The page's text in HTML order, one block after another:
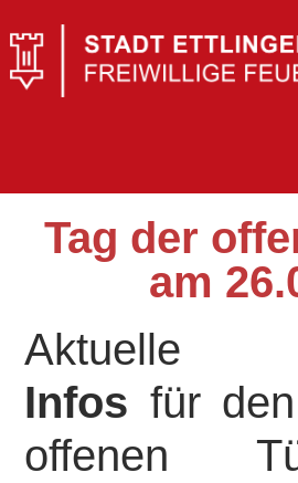
Tag der
am
Aktuelle
Infos für
offenen